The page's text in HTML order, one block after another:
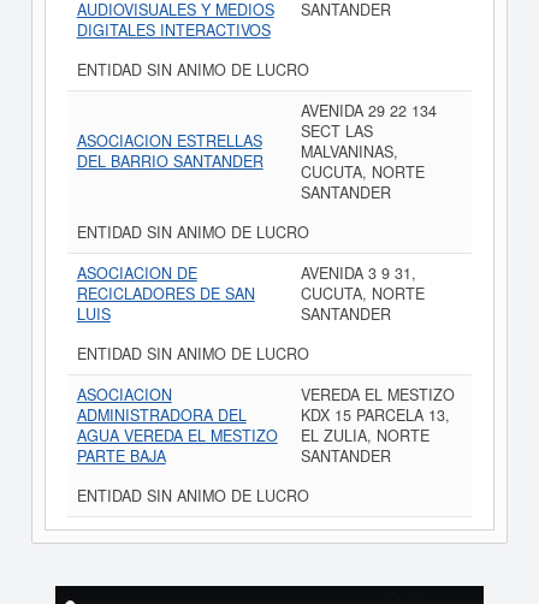
AUDIOVISUALES Y MEDIOS
DIGITALES INTERACTIVOS
SANTANDER
ENTIDAD SIN ANIMO DE LUCRO
ASOCIACION ESTRELLAS
DEL BARRIO SANTANDER
AVENIDA 29 22 134
SECT LAS
MALVANINAS,
CUCUTA, NORTE
SANTANDER
ENTIDAD SIN ANIMO DE LUCRO
ASOCIACION DE
RECICLADORES DE SAN
LUIS
AVENIDA 3 9 31,
CUCUTA, NORTE
SANTANDER
ENTIDAD SIN ANIMO DE LUCRO
ASOCIACION
ADMINISTRADORA DEL
AGUA VEREDA EL MESTIZO
PARTE BAJA
VEREDA EL MESTIZO
KDX 15 PARCELA 13,
EL ZULIA, NORTE
SANTANDER
ENTIDAD SIN ANIMO DE LUCRO